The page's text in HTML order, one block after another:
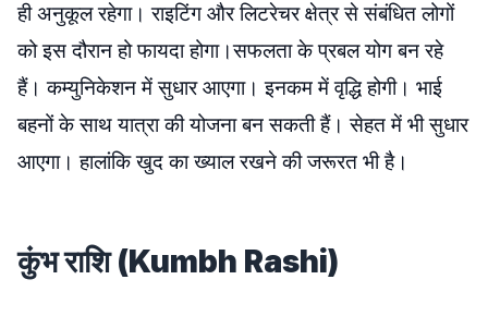
ही अनुकूल रहेगा। राइटिंग और लिटरेचर क्षेत्र से संबंधित लोगों
को इस दौरान हो फायदा होगा।सफलता के प्रबल योग बन रहे
हैं। कम्युनिकेशन में सुधार आएगा। इनकम में वृद्धि होगी। भाई
बहनों के साथ यात्रा की योजना बन सकती हैं। सेहत में भी सुधार
आएगा। हालांकि खुद का ख्याल रखने की जरूरत भी है।
कुंभ राशि (Kumbh Rashi)